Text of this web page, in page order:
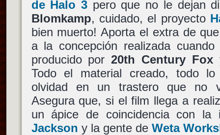
de Halo 3 pero que no le dejan
Blomkamp, cuidado, el proyecto
bien muerto! Aporta el extra de
a la concepción realizada
producido por20th Century Fox
Todo el material creado, todo lo
olvidad en un trastero que no
Asegura que, si el film llega a
un ápice de coincidencia con
Jackson y la gente de Weta